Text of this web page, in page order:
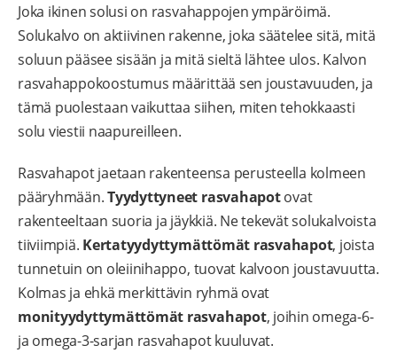
Joka ikinen solusi on rasvahappojen ympäröimä.
Solukalvo on aktiivinen rakenne, joka säätelee sitä, mitä
soluun pääsee sisään ja mitä sieltä lähtee ulos. Kalvon
rasvahappokoostumus määrittää sen joustavuuden, ja
tämä puolestaan vaikuttaa siihen, miten tehokkaasti
solu viestii naapureilleen.
Rasvahapot jaetaan rakenteensa perusteella kolmeen
pääryhmään.Tyydyttyneet rasvahapotovat
rakenteeltaan suoria ja jäykkiä. Ne tekevät solukalvoista
tiiviimpiä. Kertatyydyttymättömät rasvahapot, joista
tunnetuin on oleiinihappo, tuovat kalvoon joustavuutta.
Kolmas ja ehkä merkittävin ryhmä ovat
monityydyttymättömät rasvahapot, joihin omega-6-
ja omega-3-sarjan rasvahapot kuuluvat.